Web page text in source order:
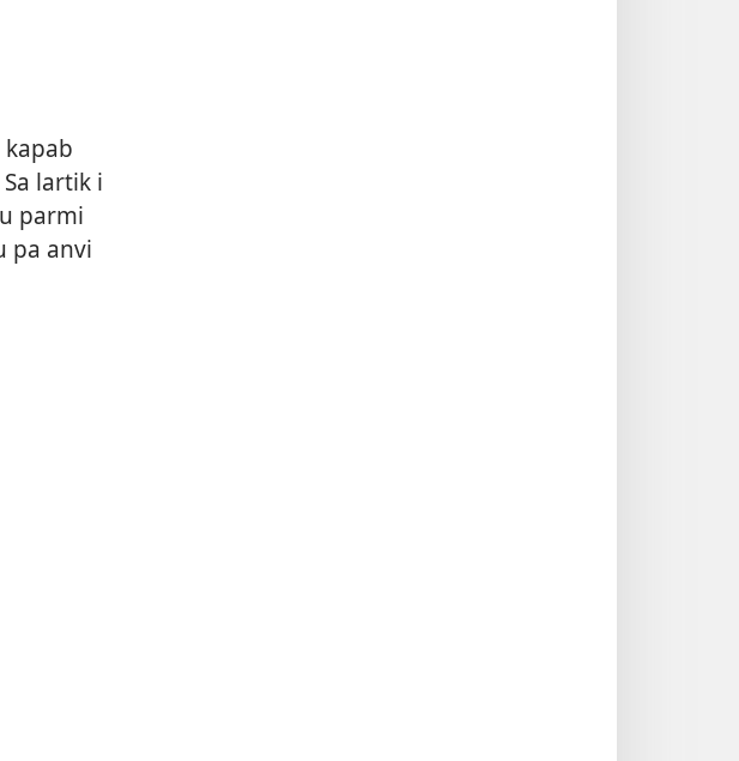
Sa lartik i
parmi
pa anvi